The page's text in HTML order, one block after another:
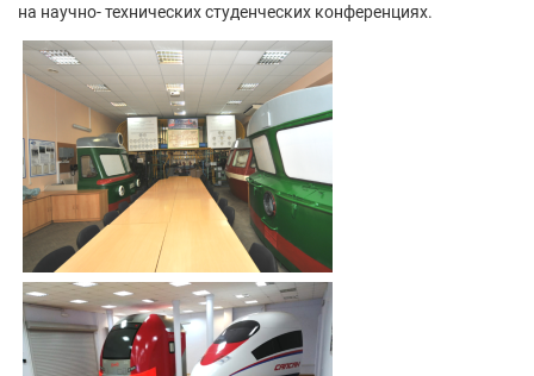
на научно- технических студенческих конференциях.